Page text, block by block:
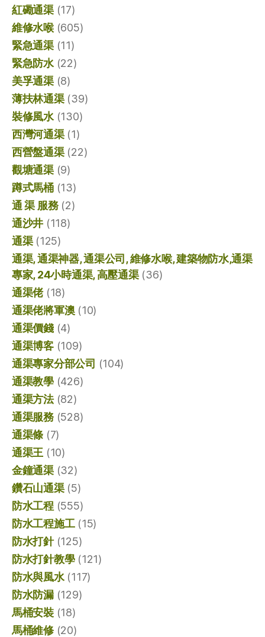
紅磡通渠(17)
維修水喉(605)
緊急通渠(11)
緊急防水(22)
美孚通渠(8)
薄扶林通渠(39)
裝修風水(130)
西灣河通渠(1)
西營盤通渠(22)
觀塘通渠(9)
蹲式馬桶(13)
通 渠 服務(2)
通沙井 (118)
通渠(125)
通渠, 通渠神器, 通渠公司, 維修水喉, 建築物防水,通渠
專家, 24小時通渠, 高壓通渠(36)
通渠佬(18)
通渠佬將軍澳(10)
通渠價錢(4)
通渠博客(109)
通渠專家分部公司 (104)
通渠教學(426)
通渠方法(82)
通渠服務(528)
通渠條 (7)
通渠王 (10)
金鐘通渠(32)
鑽石山通渠(5)
防水工程(555)
防水工程施工(15)
防水打針(125)
防水打針教學(121)
防水與風水(117)
防水防漏(129)
馬桶安裝(18)
馬桶維修(20)